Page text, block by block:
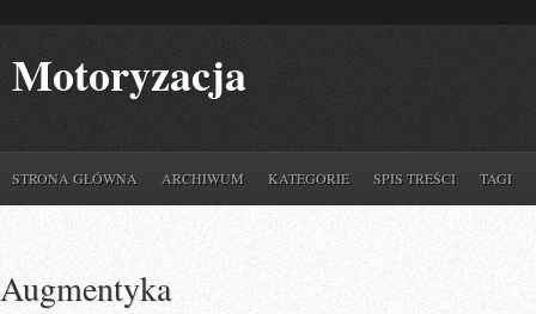
Motoryzacja
STRONA GŁÓWNA ARCHIWUM KATEGORIE SPIS TREŚCI TAGI
Augmentyka